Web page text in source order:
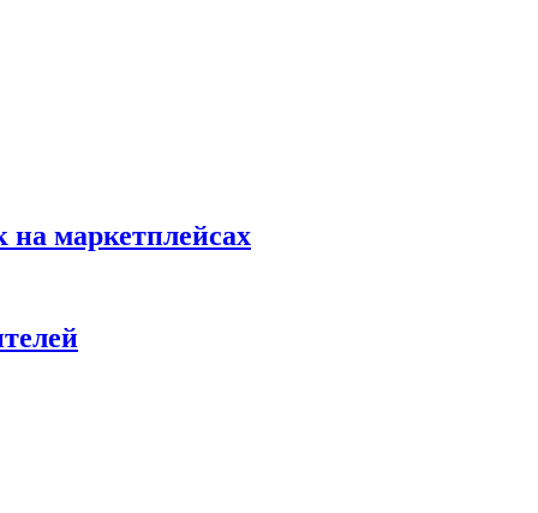
на маркетплейсах